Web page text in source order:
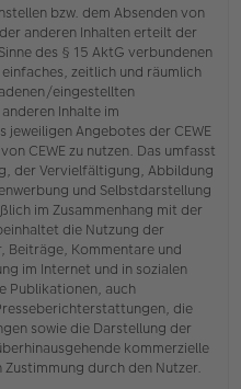
bzw. dem Absenden von
anderen Inhalten erteilt der
des § 15 AktG verbundenen
zeitlich und räumlich
eingestellten
Inhalte im
Angebotes der CEWE
CEWE zu nutzen. Das umfasst
der Vervielfältigung, Abbildung
und Selbstdarstellung
im Zusammenhang mit der
die Nutzung der
Beiträge, Kommentare und
im Internet und in sozialen
Publikationen, auch
die
sowie die Darstellung der
kommerzielle
durch den Nutzer.